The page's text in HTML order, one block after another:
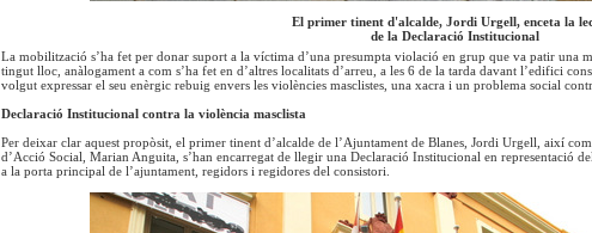
El primer tinent d'alcalde, Jordi Urgell, enceta la
de la Declaració Institucional
La mobilització s’ha fet per donar suport a la víctima d’una presumpta violació en grup que va patir una
tingut lloc, anàlogament a com s’ha fet en d’altres localitats d’arreu, a les 6 de la tarda davant l’edifici
volgut expressar el seu enèrgic rebuig envers les violències masclistes, una xacra i un problema social
Declaració Institucional contra la violència masclista
Per deixar clar aquest propòsit, el primer tinent d’alcalde de l’Ajuntament de Blanes, Jordi Urgell, així
d’Acció Social, Marian Anguita, s’han encarregat de llegir una Declaració Institucional en representació
a la porta principal de l’ajuntament, regidors i regidores del consistori.